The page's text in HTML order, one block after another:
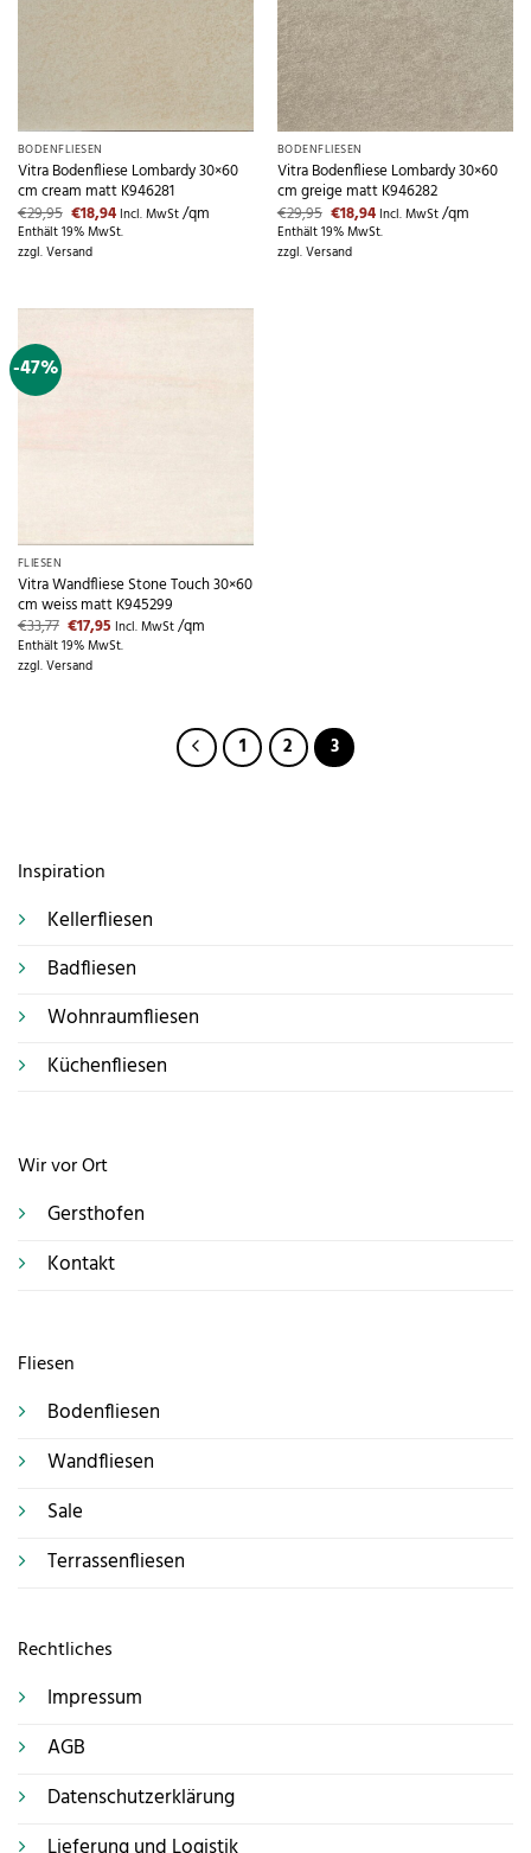
BODENFLIESEN
Vitra Bodenfliese Lombardy 30×60
cm cream matt K946281
€29,95 Ursprünglicher
Preis
war:
€29,95
€18,94Aktueller
Preis
ist:
Incl. MwSt/qm
Enthält 19% MwSt.
zzgl.Versand
BODENFLIESEN
Vitra Bodenfliese Lombardy 30×60
cm greige matt K946282
€29,95 Ursprünglicher
Preis
war:
€29,95
€18,94Aktueller
Preis
ist:
Incl. MwSt/qm
Enthält 19% MwSt.
zzgl.Versand
-47%
FLIESEN
Vitra Wandfliese Stone Touch 30×60
cm weiss matt K945299
€33,77 Ursprünglicher
Preis
war:
€33,77
€17,95Aktueller
Preis
ist:
Incl. MwSt/qm
Enthält 19% MwSt.
zzgl.Versand
1 2 3
Inspiration
Kellerfliesen
Badfliesen
Wohnraumfliesen
Küchenfliesen
Fliesen
Bodenfliesen
Wandfliesen
Sale
Terrassenfliesen
Rechtliches
Impressum
AGB
Datenschutzerklärung
Wir vor Ort
Gersthofen
Kontakt